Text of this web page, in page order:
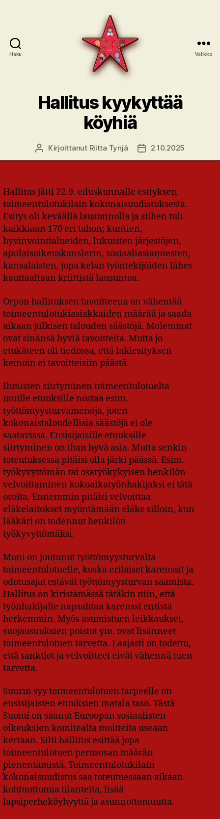
Haku
SKP:n
ryhmä
Valikko
Hallitus kyykyttää
köyhiä
Kirjoittaja
Kirjoittanut Riitta Tynjä Julkaisupäivämäärä
2.10.2025
Hallitus jätti 22.9. eduskunnalle esityksen
toimeentulotukilain kokonaisuudistuksesta.
Esitys oli keväällä lausunnolla ja siihen tuli
kaikkiaan 170 eri tahon; kuntien,
hyvinvointialueiden, lukuisten järjestöjen,
apulaisoikeuskanslerin, sosiaaliasiamiesten,
kansalaisten, jopa kelan työntekijöiden lähes
kauttaaltaan kriittistä lausuntoa.
Orpon hallituksen tavoitteena on vähentää
toimeentulotukiasiakkaiden määrää ja saada
aikaan julkisen talouden säästöjä. Molemmat
ovat sinänsä hyviä tavoitteita. Mutta jo
etukäteen oli tiedossa, että lakiesityksen
keinoin ei tavoitteisiin päästä.
Ihmisten siirtyminen toimeentulotuelta
muille etuuksille nostaa esim.
työttömyysturvamenoja, joten
kokonaistaloudellisia säästöjä ei ole
saatavissa. Ensisijaisille etuuksille
siirtyminen on ihan hyvä asia. Mutta senkin
toteutuksessa pitäisi olla järki päässä. Esim.
työkyvyttömän tai osatyökykyisen henkilön
velvoittaminen kokoaikatyönhakijaksi ei tätä
osoita. Ennemmin pitäisi velvoittaa
eläkelaitokset myöntämään eläke silloin, kun
lääkäri on todennut henkilön
työkyvyttömäksi.
Moni on joutunut työttömyysturvalta
toimeentulotuelle, koska erilaiset karenssit ja
odotusajat estävät työttömyysturvan saamista.
Hallitus on kiristämässä tätäkin niin, että
työnhakijalle napsahtaa karenssi entistä
herkemmin. Myös asumistuen leikkaukset,
suojaosuuksien poistot ym. ovat lisänneet
toimeentulotuen tarvetta. Laajasti on todettu,
että sanktiot ja velvoitteet eivät vähennä tuen
tarvetta.
Suurin syy toimeentulotuen tarpeelle on
ensisijaisten etuuksien matala taso. Tästä
Suomi on saanut Euroopan sosiaalisten
oikeuksien komitealta moitteita useaan
kertaan. Silti hallitus esittää jopa
toimeentulotuen perusosan määrän
pienentämistä. Toimeentulotukilain
kokonaisuudistus saa toteutuessaan aikaan
kohtuuttomia tilanteita, lisää
lapsiperheköyhyyttä ja asunnottomuutta.